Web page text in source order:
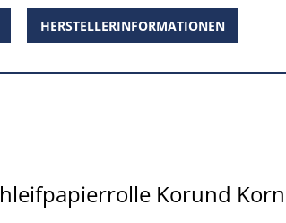
HERSTELLERINFORMATIONEN
Korund